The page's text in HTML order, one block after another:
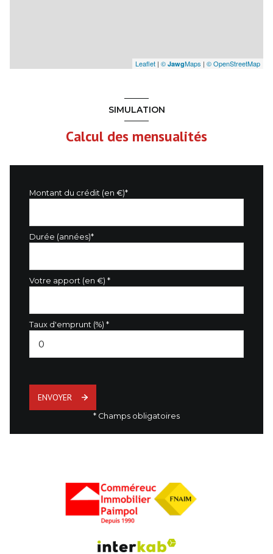
Leaflet | © JawgMaps | © OpenStreetMap
SIMULATION
Calcul des mensualités
Montant du crédit (en €)*
Durée (années)*
Votre apport (en €) *
Taux d'emprunt (%) *
ENVOYER
* Champs obligatoires